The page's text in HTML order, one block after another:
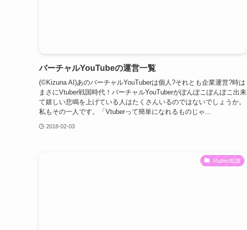
バーチャルYouTubeの運営一覧
(©Kizuna AI)あのバーチャルYouTuberは個人?それとも企業運営?時は
まさにVtuber戦国時代！バーチャルYouTuberがぽんぽこぽんぽこ出来
て嬉しい悲鳴を上げている人はたくさんいるのではないでしょうか。
私もその一人です。「Vtuberって簡単になれるものじゃ...
2018-02-03
Vtuber知識